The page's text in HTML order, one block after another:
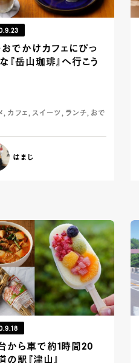
でかけカフェにぴっ
『岳山珈琲』へ行こう
, カフェ, スイーツ, ランチ, おで
はまじ
台から車で約1時間20
の駅『津山』